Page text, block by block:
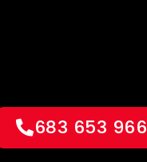
683 653 966